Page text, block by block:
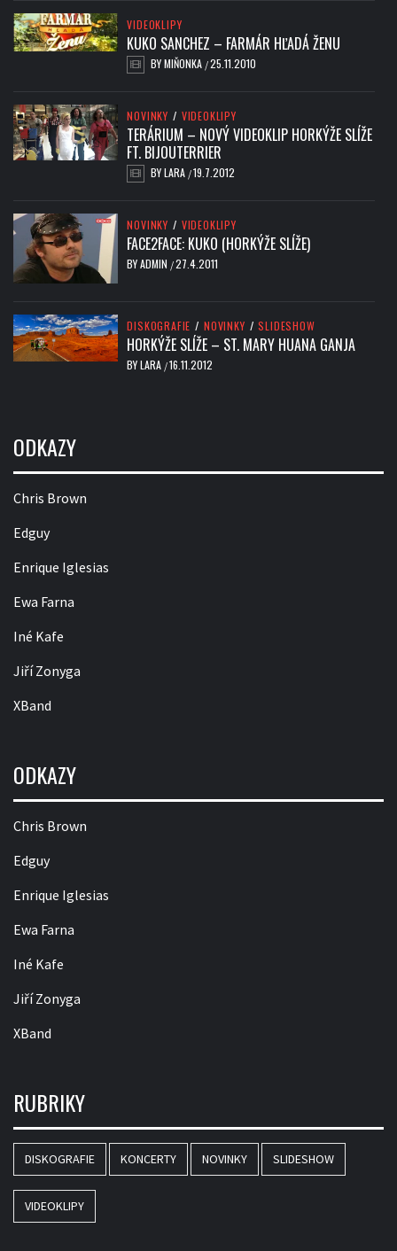
VIDEOKLIPY
KUKO SANCHEZ – FARMÁR HĽADÁ ŽENU
BYMIŇONKA /25.11.2010
NOVINKY / VIDEOKLIPY
TERÁRIUM – NOVÝ VIDEOKLIP HORKÝŽE SLÍŽE
FT. BIJOUTERRIER
BYLARA /19.7.2012
NOVINKY / VIDEOKLIPY
FACE2FACE: KUKO (HORKÝŽE SLÍŽE)
BYADMIN /27.4.2011
DISKOGRAFIE / NOVINKY / SLIDESHOW
HORKÝŽE SLÍŽE – ST. MARY HUANA GANJA
BYLARA /16.11.2012
ODKAZY
Chris Brown
Edguy
Enrique Iglesias
Ewa Farna
Iné Kafe
Jiří Zonyga
XBand
ODKAZY
Chris Brown
Edguy
Enrique Iglesias
Ewa Farna
Iné Kafe
Jiří Zonyga
XBand
RUBRIKY
DISKOGRAFIE KONCERTY NOVINKY SLIDESHOW
VIDEOKLIPY